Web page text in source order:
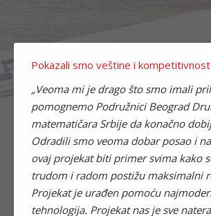
Pokazali smo veštine i kompetitivnost
„Veoma mi je drago što smo imali
pomognemo Podružnici Beograd
matematičara Srbije da konačno
Odradili smo veoma dobar posao i
ovaj projekat biti primer svima kako
trudom i radom postižu maksimalni
Projekat je urađen pomoću
tehnologija. Projekat nas je sve